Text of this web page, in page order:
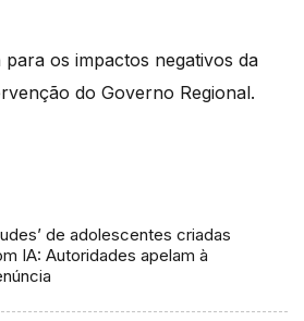
os impactos negativos da
do Governo Regional.
de adolescentes criadas
IA: Autoridades apelam à